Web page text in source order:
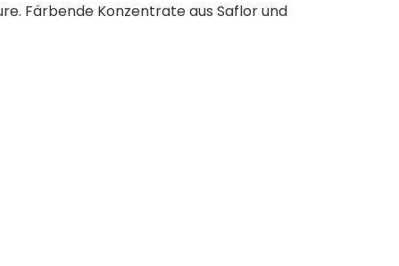
Färbende Konzentrate aus Saflor und